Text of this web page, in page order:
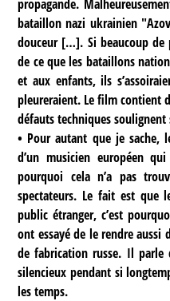
propagande.
bataillon nazi ukrainien
douceur […]. Si beaucoup de
de ce que les bataillons
et aux enfants, ils
pleureraient. Le film contient
défauts techniques
• Pour autant que je sache,
d’un musicien européen
pourquoi cela n’a pas
spectateurs. Le fait est que
public étranger, c’est
ont essayé de le rendre
de fabrication russe. Il parle
silencieux pendant si
les temps.